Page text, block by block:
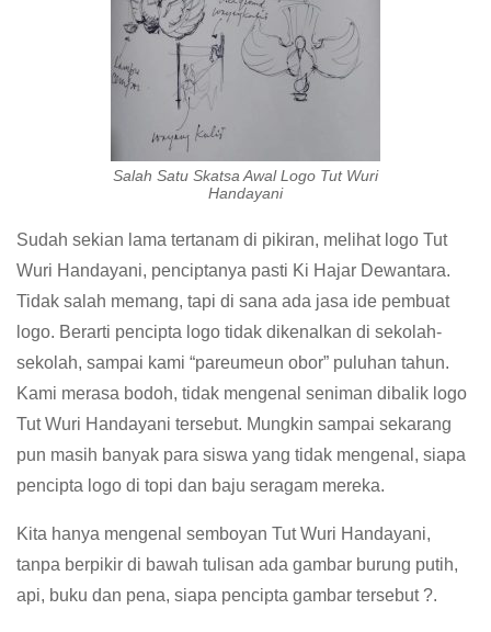
Salah Satu Skatsa Awal Logo Tut Wuri
Handayani
Sudah sekian lama tertanam di pikiran, melihat logo Tut
Wuri Handayani, penciptanya pasti Ki Hajar Dewantara.
Tidak salah memang, tapi di sana ada jasa ide pembuat
logo. Berarti pencipta logo tidak dikenalkan di sekolah-
sekolah, sampai kami “pareumeun obor” puluhan tahun.
Kami merasa bodoh, tidak mengenal seniman dibalik logo
Tut Wuri Handayani tersebut. Mungkin sampai sekarang
pun masih banyak para siswa yang tidak mengenal, siapa
pencipta logo di topi dan baju seragam mereka.
Kita hanya mengenal semboyan Tut Wuri Handayani,
tanpa berpikir di bawah tulisan ada gambar burung putih,
api, buku dan pena, siapa pencipta gambar tersebut ?.